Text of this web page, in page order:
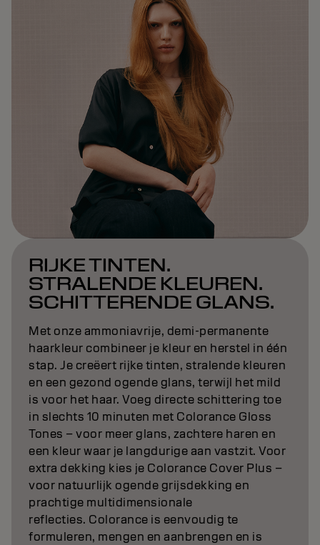
RIJKE TINTEN.
STRALENDE KLEUREN.
SCHITTERENDE GLANS.
Met onze ammoniavrije, demi-permanente
haarkleur combineer je kleur en herstel in één
stap. Je creëert rijke tinten, stralende kleuren
en een gezond ogende glans, terwijl het mild
is voor het haar. Voeg directe schittering toe
in slechts 10 minuten met Colorance Gloss
Tones – voor meer glans, zachtere haren en
een kleur waar je langdurige aan vastzit. Voor
extra dekking kies je Colorance Cover Plus –
voor natuurlijk ogende grijsdekking en
prachtige multidimensionale
reflecties. Colorance is eenvoudig te
formuleren, mengen en aanbrengen en is